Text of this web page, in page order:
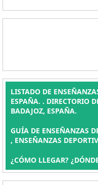
LISTADO DE
ESPAÑA. . DIRECTORIO
BADAJOZ, ESPAÑA.
GUÍA DE ENSEÑANZAS
, ENSEÑANZAS
¿CÓMO LLEGAR?